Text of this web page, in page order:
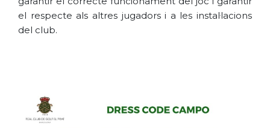
el respecte als altres jugadors i a les instal·lacions
del club.